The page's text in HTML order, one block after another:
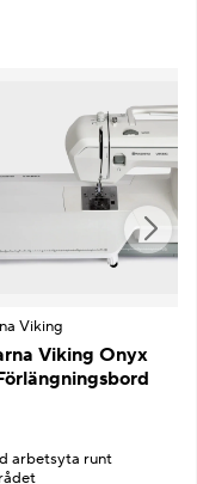
Viking
Viking Onyx
arbetsyta runt